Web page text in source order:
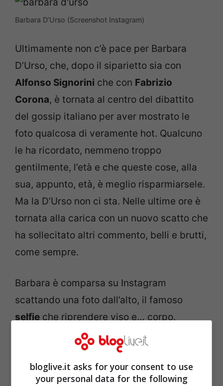
Barbara D’Urso (Screenshot Instagram)
Ultimamente non c’è pace per Barbara
D’Urso, che, dopo il siparietto sia con
Alfonso Signorini che con Fabrizio
Corona, è tornata al centro del dibattito
del gossip italiano per aver mostrato le
foto qualcosa di veramente hot. Qualcuno
le ha ricordato, nemmeno troppo
gentilmente, l’età e che queste cose, alla
sua, appunto, età, è meglio risparmiarsele.
Ma la D’Urso non ci sta. Nelle ultime ore è
tornata alla carica con un nuovo scatto che
ha sollecitato altri commento, belli e brutti,
come sempre.
Barbara è comparsa su Instagram
scattando una foto dall’alto, il famoso
selfie che riprendere viso e… corpo.
Appunto, una specifica parte del corpo di
nuovo in bella vista. Forse una
provocazione? Forse sì, forse no. Sta di
bloglive.it asks for your consent to use
your personal data for the following